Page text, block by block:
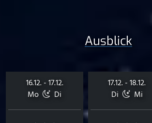
Ausblick
16.12. - 17.12.
Mo
Di
17.12. - 18.12.
Di
Mi